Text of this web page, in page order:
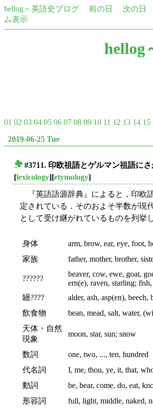
hellog～英語史ブログ 前の日 次の日
ム表示
hellog
01 02 03 04 05 06 07 08 09 10 11 12 13 14 15
2019-06-25 Tue
#3711. 印欧祖語とゲルマン祖語に
[lexicology][etymology]
『英語語源辞典』によると，印欧
定されている．そのおよそ半数が現
として受け継がれているものを列挙
身体
arm, brow, ear, eye, foot,
家族
father, mother, brother,
??????
beaver, cow, ewe, goat,
ern(e), raven, starling;
罎????
alder, ash, asp(en),
飲食物
bean, mead, salt, water,
天体・自然
現象
moon, star, sun; snow
数詞
one, two, ..., ten, hundred
代名詞
I, me, thou, ye, it, that,
動詞
be, bear, come, do, eat,
形容詞
full, light, middle, naked,